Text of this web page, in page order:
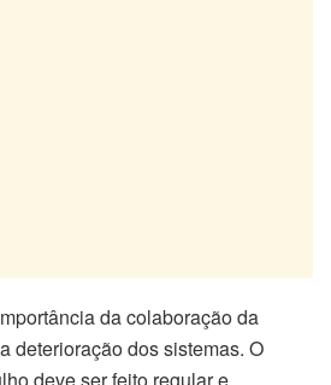
da colaboração da
deterioração dos sistemas. O
deve ser feito regular e